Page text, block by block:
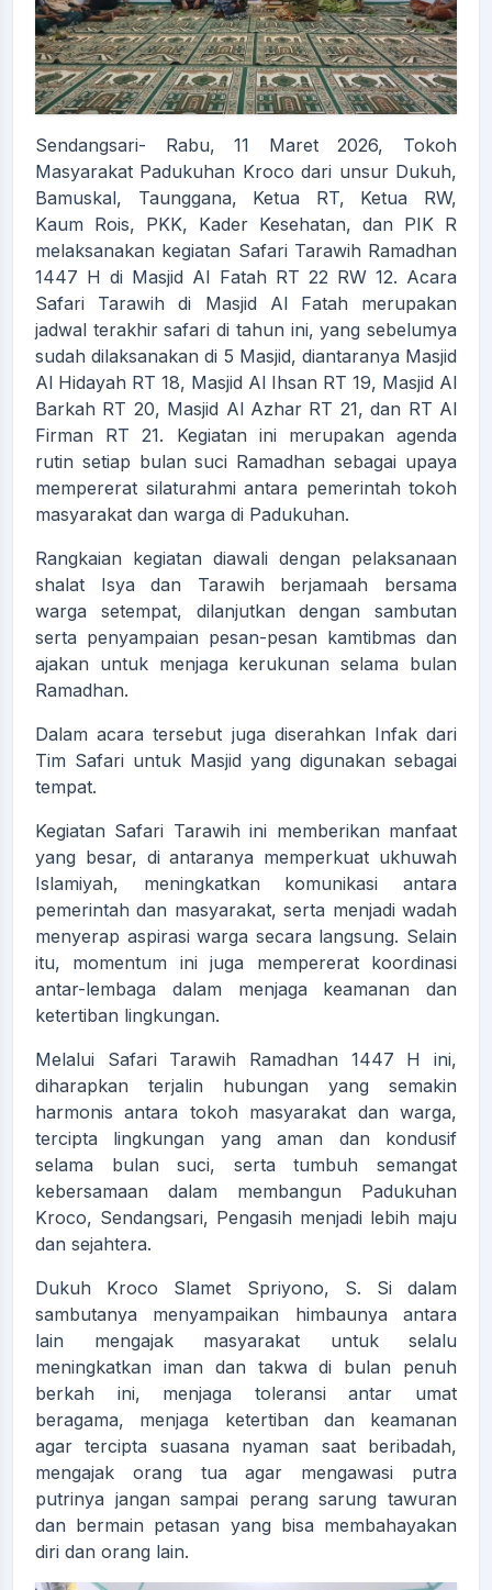
Sendangsari- Rabu, 11 Maret 2026, Tokoh
Masyarakat Padukuhan Kroco dari unsur Dukuh,
Bamuskal, Taunggana, Ketua RT, Ketua RW,
Kaum Rois, PKK, Kader Kesehatan, dan PIK R
melaksanakan kegiatan Safari Tarawih Ramadhan
1447 H di Masjid Al Fatah RT 22 RW 12. Acara
Safari Tarawih di Masjid Al Fatah merupakan
jadwal terakhir safari di tahun ini, yang sebelumya
sudah dilaksanakan di 5 Masjid, diantaranya Masjid
Al Hidayah RT 18, Masjid Al Ihsan RT 19, Masjid Al
Barkah RT 20, Masjid Al Azhar RT 21, dan RT Al
Firman RT 21. Kegiatan ini merupakan agenda
rutin setiap bulan suci Ramadhan sebagai upaya
mempererat silaturahmi antara pemerintah tokoh
masyarakat dan warga di Padukuhan.
Rangkaian kegiatan diawali dengan pelaksanaan
shalat Isya dan Tarawih berjamaah bersama
warga setempat, dilanjutkan dengan sambutan
serta penyampaian pesan-pesan kamtibmas dan
ajakan untuk menjaga kerukunan selama bulan
Ramadhan.
Dalam acara tersebut juga diserahkan Infak dari
Tim Safari untuk Masjid yang digunakan sebagai
tempat.
Kegiatan Safari Tarawih ini memberikan manfaat
yang besar, di antaranya memperkuat ukhuwah
Islamiyah, meningkatkan komunikasi antara
pemerintah dan masyarakat, serta menjadi wadah
menyerap aspirasi warga secara langsung. Selain
itu, momentum ini juga mempererat koordinasi
antar-lembaga dalam menjaga keamanan dan
ketertiban lingkungan.
Melalui Safari Tarawih Ramadhan 1447 H ini,
diharapkan terjalin hubungan yang semakin
harmonis antara tokoh masyarakat dan warga,
tercipta lingkungan yang aman dan kondusif
selama bulan suci, serta tumbuh semangat
kebersamaan dalam membangun Padukuhan
Kroco, Sendangsari, Pengasih menjadi lebih maju
dan sejahtera.
Dukuh Kroco Slamet Spriyono, S. Si dalam
sambutanya menyampaikan himbaunya antara
lain mengajak masyarakat untuk selalu
meningkatkan iman dan takwa di bulan penuh
berkah ini, menjaga toleransi antar umat
beragama, menjaga ketertiban dan keamanan
agar tercipta suasana nyaman saat beribadah,
mengajak orang tua agar mengawasi putra
putrinya jangan sampai perang sarung tawuran
dan bermain petasan yang bisa membahayakan
diri dan orang lain.